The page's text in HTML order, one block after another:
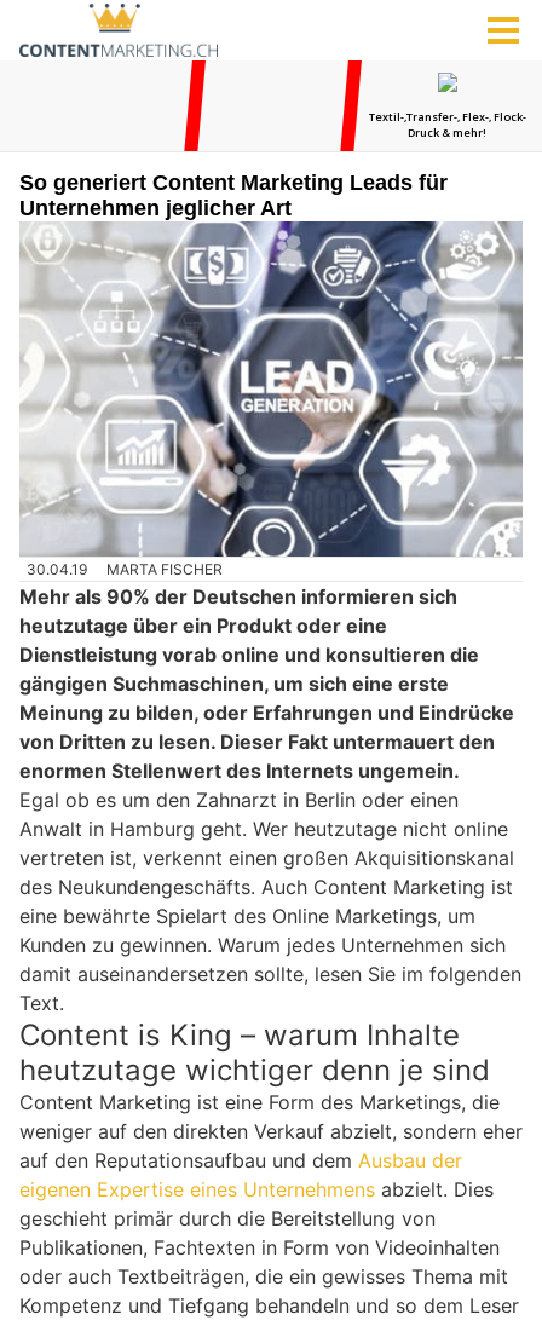
So generiert Content Marketing Leads für
Unternehmen jeglicher Art
30.04.19 MARTA FISCHER
Mehr als 90% der Deutschen informieren sich
heutzutage über ein Produkt oder eine
Dienstleistung vorab online und konsultieren die
gängigen Suchmaschinen, um sich eine erste
Meinung zu bilden, oder Erfahrungen und Eindrücke
von Dritten zu lesen. Dieser Fakt untermauert den
enormen Stellenwert des Internets ungemein.
Egal ob es um den Zahnarzt in Berlin oder einen
Anwalt in Hamburg geht. Wer heutzutage nicht online
vertreten ist, verkennt einen großen Akquisitionskanal
des Neukundengeschäfts. Auch Content Marketing ist
eine bewährte Spielart des Online Marketings, um
Kunden zu gewinnen. Warum jedes Unternehmen sich
damit auseinandersetzen sollte, lesen Sie im folgenden
Text.
Content is King – warum Inhalte
heutzutage wichtiger denn je sind
Content Marketing ist eine Form des Marketings, die
weniger auf den direkten Verkauf abzielt, sondern eher
auf den Reputationsaufbau und dem Ausbau der
eigenen Expertise eines Unternehmens abzielt. Dies
geschieht primär durch die Bereitstellung von
Publikationen, Fachtexten in Form von Videoinhalten
oder auch Textbeiträgen, die ein gewisses Thema mit
Kompetenz und Tiefgang behandeln und so dem Leser